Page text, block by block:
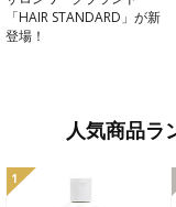
「HAIR STANDARD」が新
登場！
人気商品ラ
1